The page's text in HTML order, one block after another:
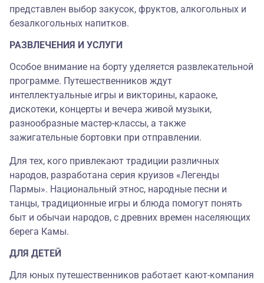
представлен выбор закусок, фруктов, алкогольных и
безалкогольных напитков.
РАЗВЛЕЧЕНИЯ И УСЛУГИ
Особое внимание на борту уделяется развлекательной
программе. Путешественников ждут
интеллектуальные игры и викторины, караоке,
дискотеки, концерты и вечера живой музыки,
разнообразные мастер-классы, а также
зажигательные бортовки при отправлении.
Для тех, кого привлекают традиции различных
народов, разработана серия круизов «Легенды
Пармы». Национальный этнос, народные песни и
танцы, традиционные игры и блюда помогут понять
быт и обычаи народов, с древних времен населяющих
берега Камы.
ДЛЯ ДЕТЕЙ
Для юных путешественников работает кают-компания